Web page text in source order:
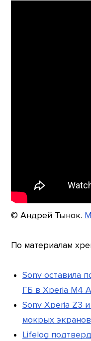
© Андрей Тынок.
По материалам
Sony оставила
ГБ в Xperia M4
Sony Xperia Z3
мокрых
Lifelog